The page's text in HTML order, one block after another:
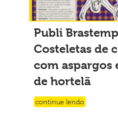
Publi
Costeletas de
com aspargos
de hortelã
continue lendo